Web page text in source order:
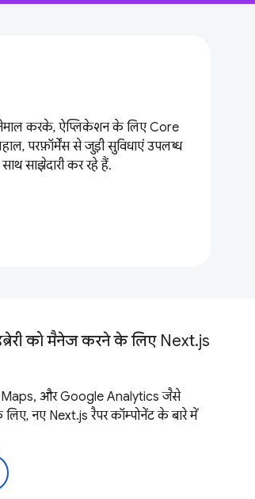
करके, ऐप्लिकेशन के लिए Core
परफ़ॉर्मेंस से जुड़ी सुविधाएं उपलब्ध
साझेदारी कर रहे हैं.
को मैनेज करने के लिए Next.js
Maps, और Google Analytics जैसे
लिए, नए Next.js रैपर कॉम्पोनेंट के बारे में